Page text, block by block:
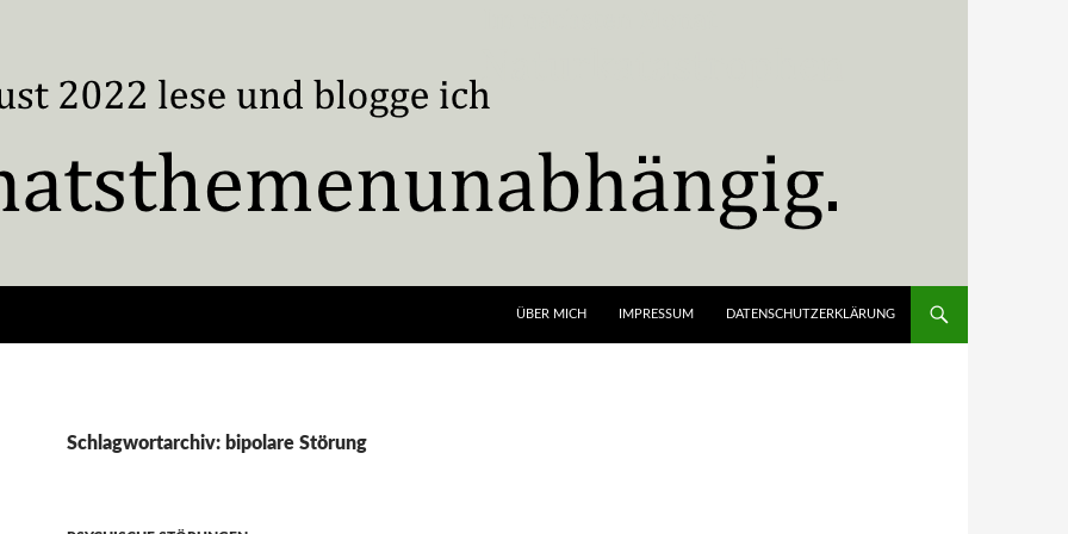
ÜBER MICH IMPRESSUM DATENSCHUTZERKLÄRUNG
Schlagwortarchiv: bipolare Störung